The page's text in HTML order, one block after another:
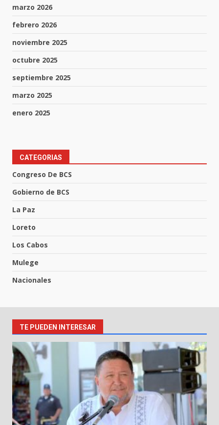
marzo 2026
febrero 2026
noviembre 2025
octubre 2025
septiembre 2025
marzo 2025
enero 2025
CATEGORIAS
Congreso De BCS
Gobierno de BCS
La Paz
Loreto
Los Cabos
Mulege
Nacionales
TE PUEDEN INTERESAR